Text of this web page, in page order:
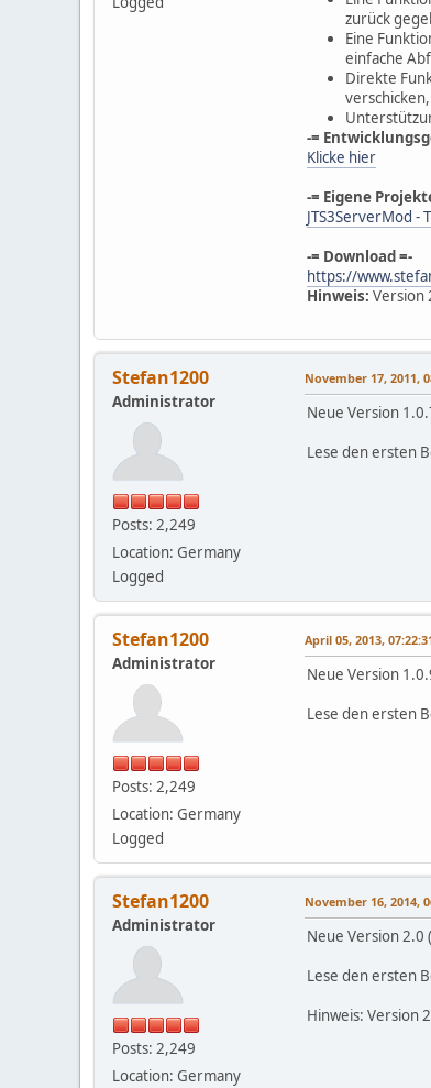
zurück
Eine
einfache
Direkte
-=
Klicke hier
-= Eigene
JTS3ServerMod -
-= Download =-
https://
Hinweis: Version
Stefan1200
Administrator
Posts: 2,249
Location: Germany
Logged
November 17, 2011,
Neue Version
Lese den ersten
Stefan1200
Administrator
Posts: 2,249
Location: Germany
Logged
April 05, 2013,
Neue Version
Lese den ersten
Stefan1200
Administrator
Posts: 2,249
Location: Germany
November 16, 2014,
Neue Version 2.0
Lese den ersten
Hinweis: Version